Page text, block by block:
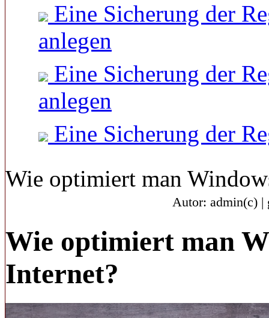
Eine Sicherung der
anlegen
Eine Sicherung der
anlegen
Eine Sicherung der
Wie optimiert man
Autor: admin(c) |
Wie optimiert man
Internet?